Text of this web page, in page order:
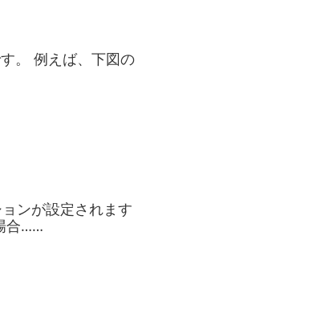
。 例えば、下図の
ンが設定されます
合……